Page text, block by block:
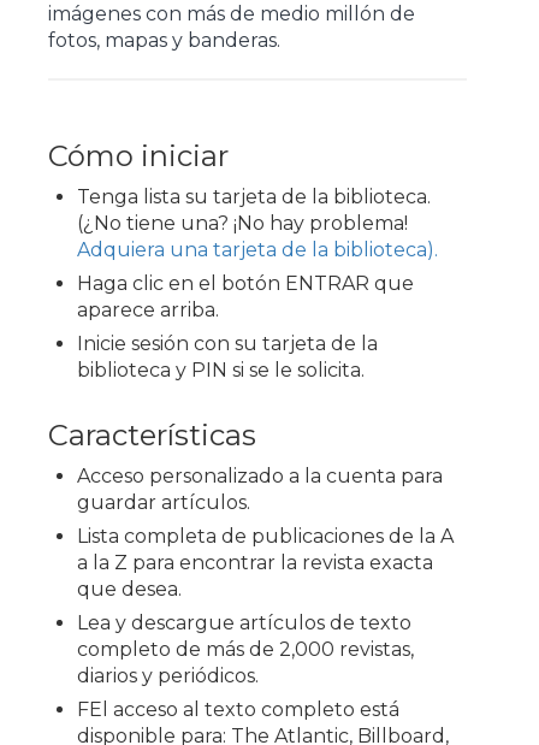
imágenes con más de medio millón de
fotos, mapas y banderas.
Cómo iniciar
Tenga lista su tarjeta de la biblioteca.
(¿No tiene una? ¡No hay problema!
Adquiera una tarjeta de la biblioteca).
Haga clic en el botón ENTRAR que
aparece arriba.
Inicie sesión con su tarjeta de la
biblioteca y PIN si se le solicita.
Características
Acceso personalizado a la cuenta para
guardar artículos.
Lista completa de publicaciones de la A
a la Z para encontrar la revista exacta
que desea.
Lea y descargue artículos de texto
completo de más de 2,000 revistas,
diarios y periódicos.
FEl acceso al texto completo está
disponible para: The Atlantic, Billboard,